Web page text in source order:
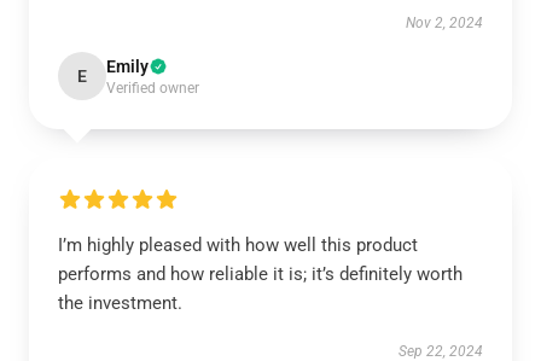
Nov 2, 2024
E Emily
Verified owner
I’m highly pleased with how well this product
performs and how reliable it is; it’s definitely worth
the investment.
Sep 22, 2024